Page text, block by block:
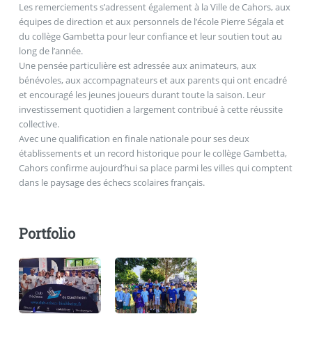
Les remerciements s’adressent également à la Ville de Cahors, aux
équipes de direction et aux personnels de l’école Pierre Ségala et
du collège Gambetta pour leur confiance et leur soutien tout au
long de l’année.
Une pensée particulière est adressée aux animateurs, aux
bénévoles, aux accompagnateurs et aux parents qui ont encadré
et encouragé les jeunes joueurs durant toute la saison. Leur
investissement quotidien a largement contribué à cette réussite
collective.
Avec une qualification en finale nationale pour ses deux
établissements et un record historique pour le collège Gambetta,
Cahors confirme aujourd’hui sa place parmi les villes qui comptent
dans le paysage des échecs scolaires français.
Portfolio